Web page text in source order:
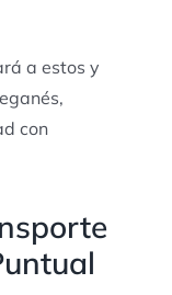
a estos y
con